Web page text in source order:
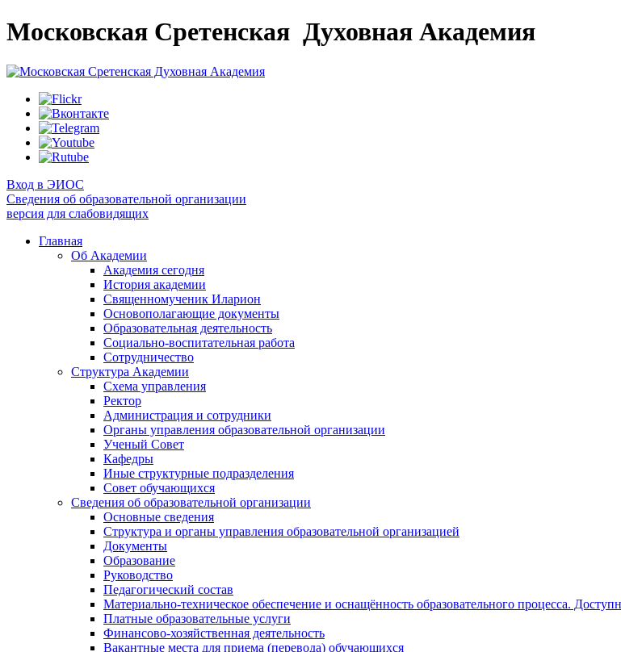
Московская Сретенская Духовная Академия
Вход в ЭИОС
Сведения об образовательной организации
версия для слабовидящих
Главная
Об Академии
Академия сегодня
История академии
Священномученик Иларион
Основополагающие документы
Образовательная деятельность
Социально-воспитательная работа
Сотрудничество
Структура Академии
Схема управления
Ректор
Администрация и сотрудники
Органы управления образовательной организации
Ученый Совет
Кафедры
Иные структурные подразделения
Совет обучающихся
Сведения об образовательной организации
Основные сведения
Структура и органы управления образовательной организацией
Документы
Образование
Руководство
Педагогический состав
Материально-техническое обеспечение и оснащённость образовательного процесса.
Платные образовательные услуги
Финансово-хозяйственная деятельность
Вакантные места для приема (перевода) обучающихся